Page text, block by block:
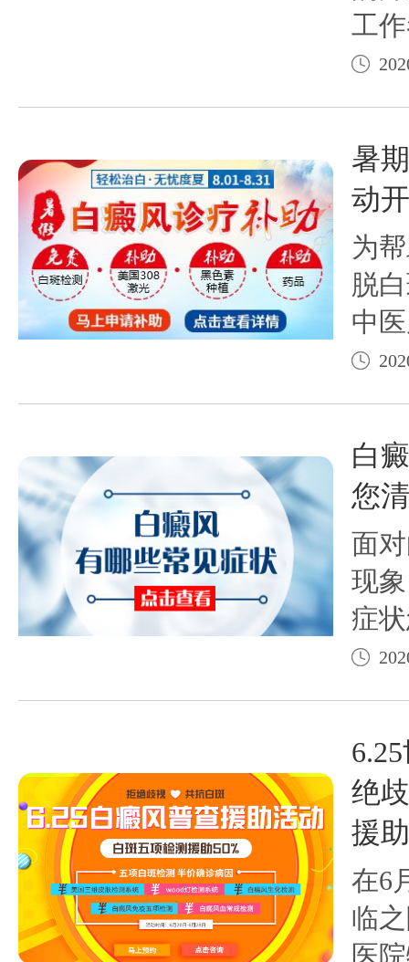
工
习
来
教
生
动
日
暑
动
为
脱
中
来
助
提
助
2.美
白
您
面
现
症
彼
解
保
绝
援
在6
临
医